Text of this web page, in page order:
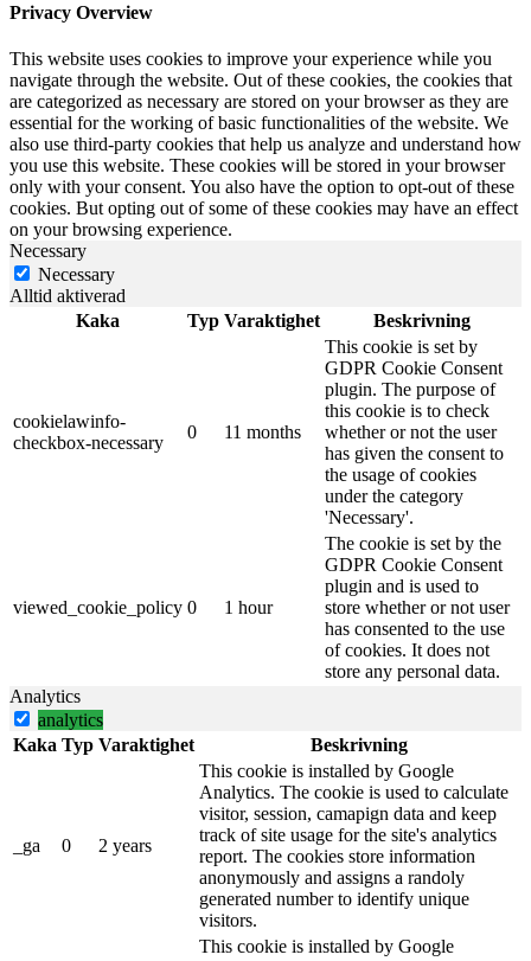
Privacy Overview
This website uses cookies to improve your experience while you
navigate through the website. Out of these cookies, the cookies that
are categorized as necessary are stored on your browser as they are
essential for the working of basic functionalities of the website. We
also use third-party cookies that help us analyze and understand how
you use this website. These cookies will be stored in your browser
only with your consent. You also have the option to opt-out of these
cookies. But opting out of some of these cookies may have an effect
on your browsing experience.
Necessary
Necessary
Alltid aktiverad
Kaka
Typ Varaktighet Beskrivning
cookielawinfo-
checkbox-necessary
0 11 months
This cookie is set by
GDPR Cookie Consent
plugin. The purpose of
this cookie is to check
whether or not the user
has given the consent to
the usage of cookies
under the category
'Necessary'.
viewed_cookie_policy 0 1 hour
The cookie is set by the
GDPR Cookie Consent
plugin and is used to
store whether or not user
has consented to the use
of cookies. It does not
store any personal data.
Analytics
analytics
Kaka Typ Varaktighet Beskrivning
_ga 0 2 years
This cookie is installed by Google
Analytics. The cookie is used to calculate
visitor, session, camapign data and keep
track of site usage for the site's analytics
report. The cookies store information
anonymously and assigns a randoly
generated number to identify unique
visitors.
This cookie is installed by Google